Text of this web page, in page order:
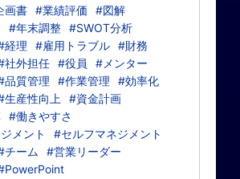
画書 #業績評価
#図解
#年末調整 #SWOT分析
経理 #雇用トラブル #財務
社外担任 #役員
#メンター
品質管理 #作業管理
#効率化
生産性向上
#資金計画
#働きやすさ
メント
#セルフマネジメント
チーム
#営業リーダー